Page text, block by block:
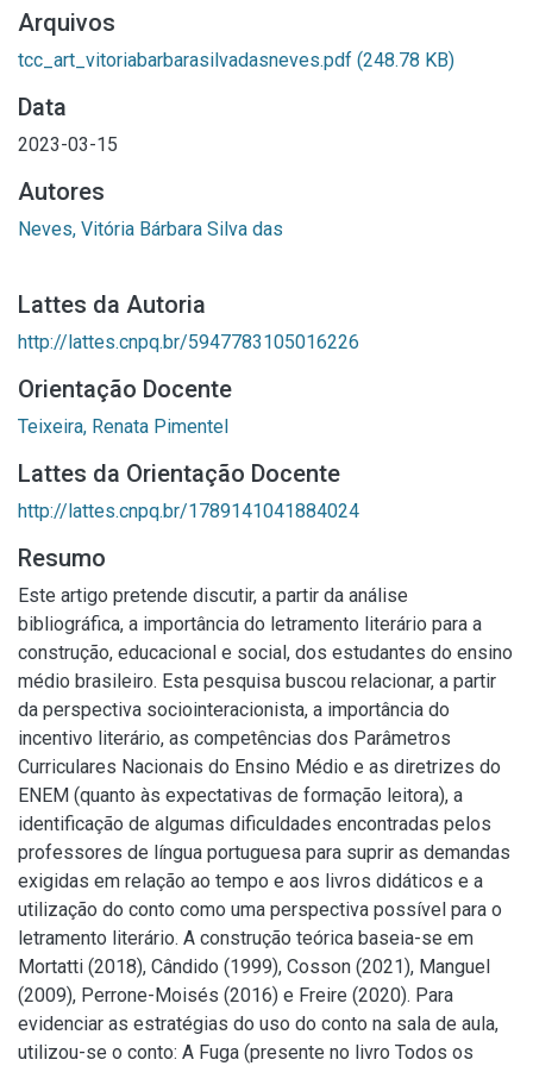
Arquivos
tcc_art_vitoriabarbarasilvadasneves.pdf (248.78 KB)
Data
2023-03-15
Autores
Neves, Vitória Bárbara Silva das
Lattes da Autoria
http://lattes.cnpq.br/5947783105016226
Orientação Docente
Teixeira, Renata Pimentel
Lattes da Orientação Docente
http://lattes.cnpq.br/1789141041884024
Resumo
Este artigo pretende discutir, a partir da análise
bibliográfica, a importância do letramento literário para a
construção, educacional e social, dos estudantes do ensino
médio brasileiro. Esta pesquisa buscou relacionar, a partir
da perspectiva sociointeracionista, a importância do
incentivo literário, as competências dos Parâmetros
Curriculares Nacionais do Ensino Médio e as diretrizes do
ENEM (quanto às expectativas de formação leitora), a
identificação de algumas dificuldades encontradas pelos
professores de língua portuguesa para suprir as demandas
exigidas em relação ao tempo e aos livros didáticos e a
utilização do conto como uma perspectiva possível para o
letramento literário. A construção teórica baseia-se em
Mortatti (2018), Cândido (1999), Cosson (2021), Manguel
(2009), Perrone-Moisés (2016) e Freire (2020). Para
evidenciar as estratégias do uso do conto na sala de aula,
utilizou-se o conto: A Fuga (presente no livro Todos os